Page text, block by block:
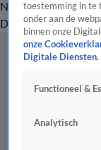
Nieuws van de Dag
Dag
Video's
toestemming in te
onder aan de
binnen onze
onze
Digitale Diensten.
Functioneel &
Analytisch